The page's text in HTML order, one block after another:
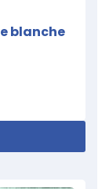
blanche